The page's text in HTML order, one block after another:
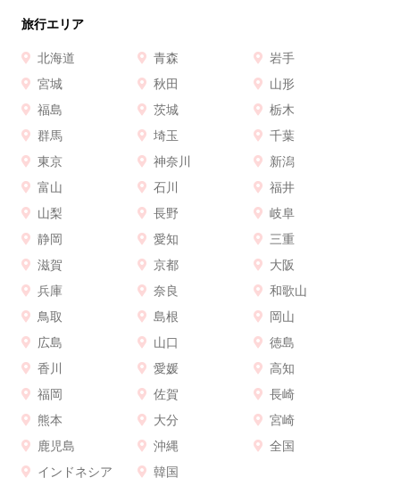
旅行エリア
北海道 青森
岩手
宮城
秋田
山形
福島
茨城
栃木
群馬
埼玉
千葉
東京
神奈川
新潟
富山
石川
福井
山梨
長野
岐阜
静岡
愛知
三重
滋賀
京都
大阪
兵庫
奈良
和歌山
鳥取
島根
岡山
広島
山口
徳島
香川
愛媛
高知
福岡
佐賀
長崎
熊本
大分
宮崎
鹿児島
沖縄
全国
インドネシア
韓国